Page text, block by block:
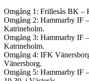
Omgång 1: Frillesås BK –
Omgång 2: Hammarby IF
Katrineholm.
Omgång 3: Hammarby IF
Katrineholm.
Omgång 4: IFK
Vänersborg.
Omgång 5: Hammarby IF